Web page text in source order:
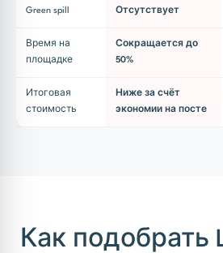
Green spill Отсутствует
Время на
площадке
Сокращается до
50%
Итоговая
стоимость
Ниже за счёт
экономии на посте
Как подобрать